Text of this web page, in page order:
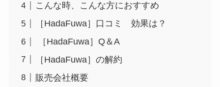
こんな時、こんな方におすすめ
［HadaFuwa］口コミ 効果は？
［HadaFuwa］Q＆A
［HadaFuwa］の解約
販売会社概要